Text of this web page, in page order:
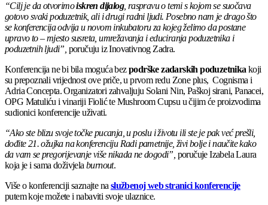
“Cilj je da otvorimoiskren dijalog, raspravu o temi s kojom se suočava
gotovo svaki poduzetnik, ali i drugi radni ljudi. Posebno nam je drago što
se konferencija odvija u novom inkubatoru za kojeg želimo da postane
upravo to – mjesto susreta, umrežavanja i educiranja poduzetnika i
poduzetnih ljudi”, poručuju iz Inovativnog Zadra.
Konferencija ne bi bila moguća bezpodrške zadarskih poduzetnika koji
su prepoznali vrijednost ove priče, u prvom redu Zone plus, Cognisma i
Adria Concepta. Organizatori zahvaljuju Solani Nin, Paškoj sirani, Panacei,
OPG Matuliću i vinariji Fiolić te Mushroom Cupsu u čijim će proizvodima
sudionici konferencije uživati.
“Ako ste blizu svoje točke pucanja, u poslu i životu ili ste je pak već prešli,
dođite 21. ožujka na konferenciju Radi pametnije, živi bolje i naučite kako
da vam se pregorijevanje više nikada ne dogodi”, poručuje Izabela Laura
koja je i sama doživjelaburnout.
Više o konferenciji saznajte na službenoj web stranici konferencije
putem koje možete i nabaviti svoje ulaznice.